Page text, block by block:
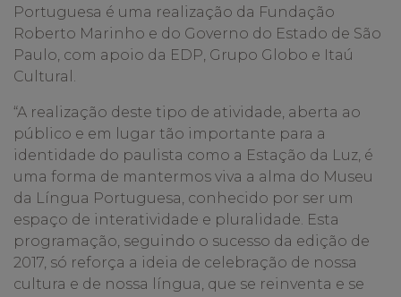
Portuguesa é uma realização da Fundação
Roberto Marinho e do Governo do Estado de São
Paulo, com apoio da EDP, Grupo Globo e Itaú
Cultural.
“A realização deste tipo de atividade, aberta ao
público e em lugar tão importante para a
identidade do paulista como a Estação da Luz, é
uma forma de mantermos viva a alma do Museu
da Língua Portuguesa, conhecido por ser um
espaço de interatividade e pluralidade. Esta
programação, seguindo o sucesso da edição de
2017, só reforça a ideia de celebração de nossa
cultura e de nossa língua, que se reinventa e se